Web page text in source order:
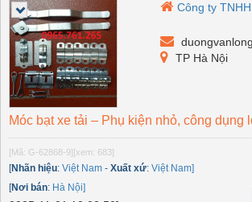
Công ty
TP Hà Nội
Móc bạt xe tải – Phụ kiện nhỏ, công dụng
[Mã: G-62868-9] [xem: 683]
[Nhãn hiệu: Việt Nam - Xuất xứ: Việt Nam]
[Nơi bán: Hà Nội]